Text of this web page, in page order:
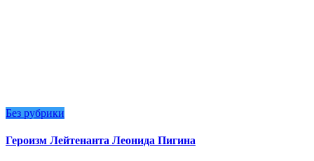
Без рубрики
Героизм Лейтенанта Леонида Пигина